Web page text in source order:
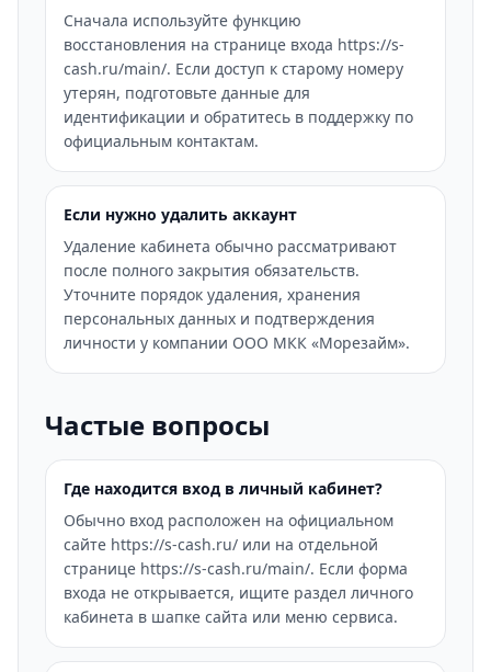
Сначала используйте функцию
восстановления на странице входа https://s-
cash.ru/main/. Если доступ к старому номеру
утерян, подготовьте данные для
идентификации и обратитесь в поддержку по
официальным контактам.
Если нужно удалить аккаунт
Удаление кабинета обычно рассматривают
после полного закрытия обязательств.
Уточните порядок удаления, хранения
персональных данных и подтверждения
личности у компании ООО МКК «Морезайм».
Частые вопросы
Где находится вход в личный кабинет?
Обычно вход расположен на официальном
сайте https://s-cash.ru/ или на отдельной
странице https://s-cash.ru/main/. Если форма
входа не открывается, ищите раздел личного
кабинета в шапке сайта или меню сервиса.